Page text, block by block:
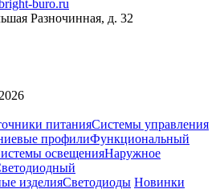
buro.ru
Разночинная, д. 32
питанияСистемы управления
профилиФункциональный
освещенияНаружное
изделияСветодиоды Новинки